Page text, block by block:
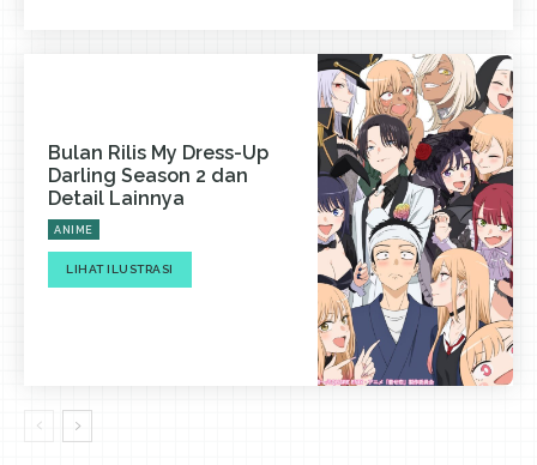
Bulan Rilis My Dress-Up
Darling Season 2 dan
Detail Lainnya
ANIME
LIHAT ILUSTRASI